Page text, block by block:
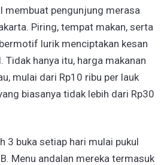
membuat pengunjung merasa
Piring, tempat makan, serta
lurik menciptakan kesan
Tidak hanya itu, harga makanan
mulai dari Rp10 ribu per lauk
biasanya tidak lebih dari Rp30
3 buka setiap hari mulai pukul
Menu andalan mereka termasuk